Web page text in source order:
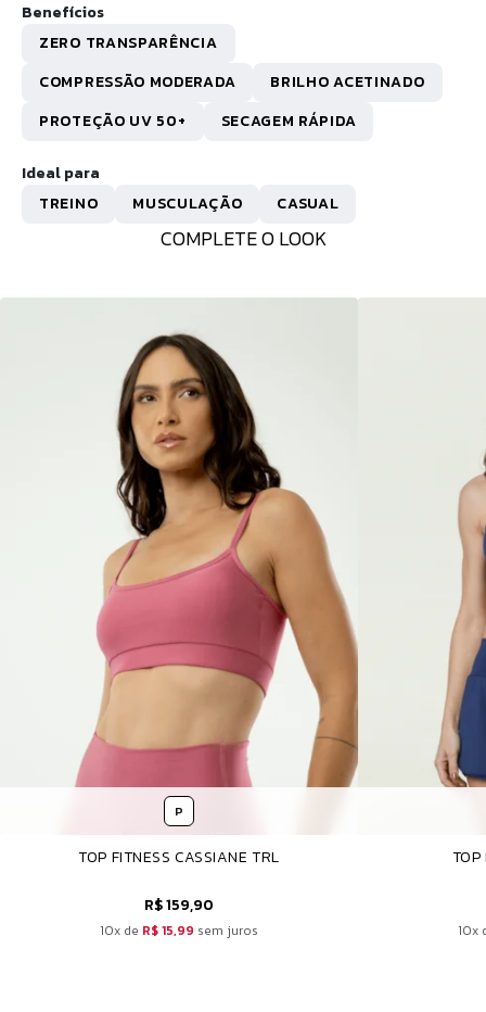
COMPLETE O LOOK
P
TOP FITNESS CASSIANE TRL
R$ 159,90
10x de R$ 15,99 sem juros
TOP
10x
Benefícios
ZERO TRANSPARÊNCIA
COMPRESSÃO MODERADA
BRILHO ACETINADO
PROTEÇÃO UV 50+
SECAGEM RÁPIDA
Ideal para
TREINO
MUSCULAÇÃO CASUAL